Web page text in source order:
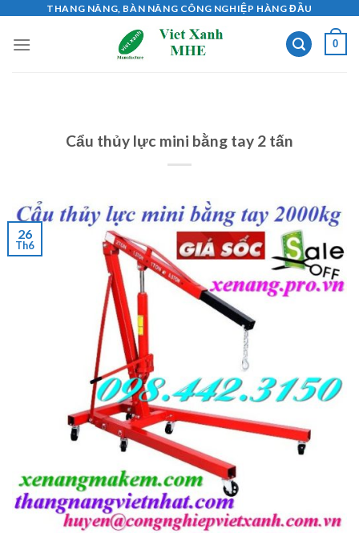
content
THANG NÂNG, BÀN NÂNG CÔNG NGHIỆP HÀNG ĐẦU
0
Cẩu thủy lực mini bằng tay 2 tấn
26
Th6